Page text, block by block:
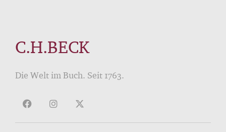
C.H.BECK
Die Welt im Buch. Seit 1763.